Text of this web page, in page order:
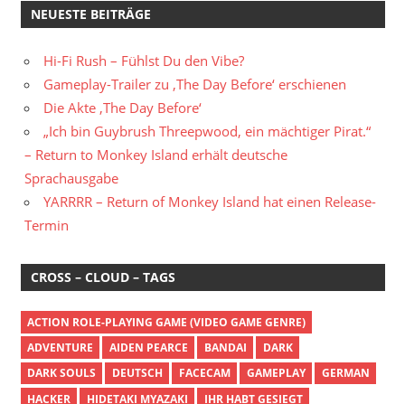
NEUESTE BEITRÄGE
Hi-Fi Rush – Fühlst Du den Vibe?
Gameplay-Trailer zu ‚The Day Before‘ erschienen
Die Akte ‚The Day Before‘
„Ich bin Guybrush Threepwood, ein mächtiger Pirat.“
– Return to Monkey Island erhält deutsche
Sprachausgabe
YARRRR – Return of Monkey Island hat einen Release-
Termin
CROSS – CLOUD – TAGS
ACTION ROLE-PLAYING GAME (VIDEO GAME GENRE)
ADVENTURE
AIDEN PEARCE BANDAI
DARK
DARK SOULS
DEUTSCH FACECAM GAMEPLAY
GERMAN
HACKER
HIDETAKI MYAZAKI IHR HABT GESIEGT